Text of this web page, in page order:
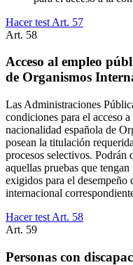
Hacer test Art. 57
Art. 58
Acceso al empleo
de Organismos
Las Administraciones
condiciones para el acceso
nacionalidad española de
posean la titulación
procesos selectivos. Podrán
aquellas pruebas que
exigidos para el desempeño
internacional
Hacer test Art. 58
Art. 59
Personas con